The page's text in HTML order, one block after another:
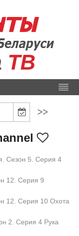
ТВ
>>
Сезон 5. Серия 4
12. Серия 9
12. Серия 10 Охота
2. Серия 4 Рука